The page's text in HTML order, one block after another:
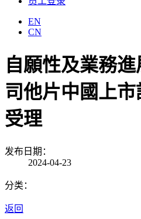
EN
CN
自願性及業務
司他片中國上
受理
发布日期：
2024-04-23
分类：
返回